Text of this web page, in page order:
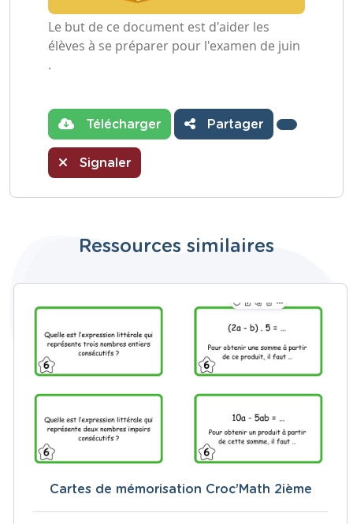
Le but de ce document est d'aider les
élèves à se préparer pour l'examen de juin
.
Télécharger Partager
Signaler
Ressources similaires
Cartes de mémorisation Croc’Math 2ième